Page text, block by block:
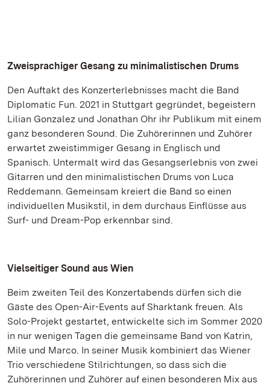
Zweisprachiger Gesang zu minimalistischen Drums
Den Auftakt des Konzerterlebnisses macht die Band
Diplomatic Fun. 2021 in Stuttgart gegründet, begeistern
Lilian Gonzalez und Jonathan Ohr ihr Publikum mit einem
ganz besonderen Sound. Die Zuhörerinnen und Zuhörer
erwartet zweistimmiger Gesang in Englisch und
Spanisch. Untermalt wird das Gesangserlebnis von zwei
Gitarren und den minimalistischen Drums von Luca
Reddemann. Gemeinsam kreiert die Band so einen
individuellen Musikstil, in dem durchaus Einflüsse aus
Surf- und Dream-Pop erkennbar sind.
Vielseitiger Sound aus Wien
Beim zweiten Teil des Konzertabends dürfen sich die
Gäste des Open-Air-Events auf Sharktank freuen. Als
Solo-Projekt gestartet, entwickelte sich im Sommer 2020
in nur wenigen Tagen die gemeinsame Band von Katrin,
Mile und Marco. In seiner Musik kombiniert das Wiener
Trio verschiedene Stilrichtungen, so dass sich die
Zuhörerinnen und Zuhörer auf einen besonderen Mix aus